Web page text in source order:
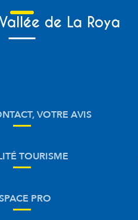
de La Roya
VOTRE AVIS
TOURISME
PRO